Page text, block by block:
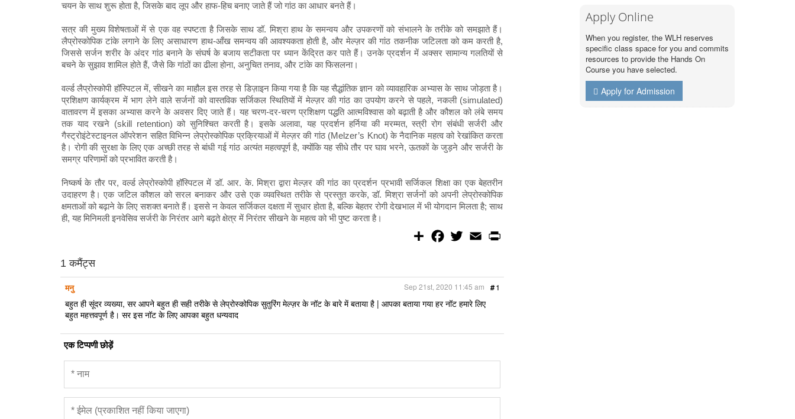
चयन के साथ शुरू होता है, जिसके बाद लूप और हाफ-हिच बनाए जाते हैं जो गांठ का आधार बनते हैं।
सत्र की मुख्य विशेषताओं में से एक वह स्पष्टता है जिसके साथ डॉ. मिश्रा हाथ के समन्वय और उपकरणों को संभालने के तरीके को समझाते हैं।
लैप्रोस्कोपिक टांके लगाने के लिए असाधारण हाथ-आँख समन्वय की आवश्यकता होती है, और मेल्ज़र की गांठ तकनीक जटिलता को कम करती है,
जिससे सर्जन शरीर के अंदर गांठ बनाने के संघर्ष के बजाय सटीकता पर ध्यान केंद्रित कर पाते हैं। उनके प्रदर्शन में अक्सर सामान्य गलतियों से
बचने के सुझाव शामिल होते हैं, जैसे कि गांठों का ढीला होना, अनुचित तनाव, और टांके का फिसलना।
वर्ल्ड लैप्रोस्कोपी हॉस्पिटल में, सीखने का माहौल इस तरह से डिज़ाइन किया गया है कि यह सैद्धांतिक ज्ञान को व्यावहारिक अभ्यास के साथ जोड़ता है।
प्रशिक्षण कार्यक्रम में भाग लेने वाले सर्जनों को वास्तविक सर्जिकल स्थितियों में मेल्ज़र की गांठ का उपयोग करने से पहले, नकली (simulated)
वातावरण में इसका अभ्यास करने के अवसर दिए जाते हैं। यह चरण-दर-चरण प्रशिक्षण पद्धति आत्मविश्वास को बढ़ाती है और कौशल को लंबे समय
तक याद रखने (skill retention) को सुनिश्चित करती है। इसके अलावा, यह प्रदर्शन हर्निया की मरम्मत, स्त्री रोग संबंधी सर्जरी और
गैस्ट्रोइंटेस्टाइनल ऑपरेशन सहित विभिन्न लेप्रोस्कोपिक प्रक्रियाओं में मेल्ज़र की गांठ (Melzer’s Knot) के नैदानिक ​​महत्व को रेखांकित करता
है। रोगी की सुरक्षा के लिए एक अच्छी तरह से बांधी गई गांठ अत्यंत महत्वपूर्ण है, क्योंकि यह सीधे तौर पर घाव भरने, ऊतकों के जुड़ने और सर्जरी के
समग्र परिणामों को प्रभावित करती है।
निष्कर्ष के तौर पर, वर्ल्ड लेप्रोस्कोपी हॉस्पिटल में डॉ. आर. के. मिश्रा द्वारा मेल्ज़र की गांठ का प्रदर्शन प्रभावी सर्जिकल शिक्षा का एक बेहतरीन
उदाहरण है। एक जटिल कौशल को सरल बनाकर और उसे एक व्यवस्थित तरीके से प्रस्तुत करके, डॉ. मिश्रा सर्जनों को अपनी लेप्रोस्कोपिक
क्षमताओं को बढ़ाने के लिए सशक्त बनाते हैं। इससे न केवल सर्जिकल दक्षता में सुधार होता है, बल्कि बेहतर रोगी देखभाल में भी योगदान मिलता है; साथ
ही, यह मिनिमली इनवेसिव सर्जरी के निरंतर आगे बढ़ते क्षेत्र में निरंतर सीखने के महत्व को भी पुष्ट करता है।
S
o
o
k
w
e
r
E
m
1 कमैंट्स
मनु #1
Sep 21st, 2020 11:45 am
बहुत ही सूंदर व्यख्या, सर आपने बहुत ही सही तरीके से लेप्रोस्कोपिक सुतुरिंग मेल्ज़र के नॉट के बारे में बताया है | आपका बताया गया हर नॉट हमारे लिए
बहुत महत्तवपूर्ण है। सर इस नॉट के लिए आपका बहुत धन्यवाद
एक टिप्पणी छोड़ें
Apply Online
When you register, the WLH reserves
specific class space for you and commits
resources to provide the Hands On
Course you have selected.
Apply for Admission